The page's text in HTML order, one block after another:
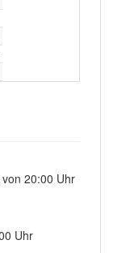
20:00 Uhr
Uhr